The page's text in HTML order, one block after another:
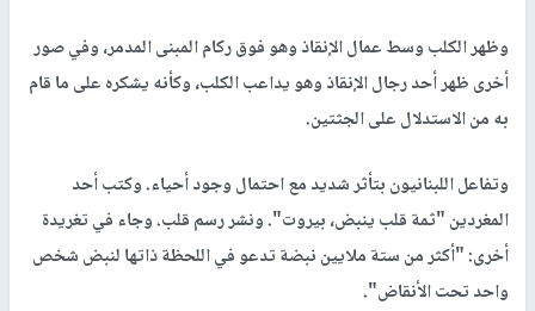
وظهر الكلب وسط عمال الإنقاذ وهو فوق ركام المبنى المدمر، وفي صور
أخرى ظهر أحد رجال الإنقاذ وهو يداعب الكلب، وكأنه يشكره على ما قام
به من الاستدلال على الجثتين.
وتفاعل اللبنانيون بتأثر شديد مع احتمال وجود أحياء. وكتب أحد
المغردين "ثمة قلب ينبض، بيروت". ونشر رسم قلب. وجاء في تغريدة
أخرى: "أكثر من ستة ملايين نبضة تدعو في اللحظة ذاتها لنبض شخص
واحد تحت الأنقاض".